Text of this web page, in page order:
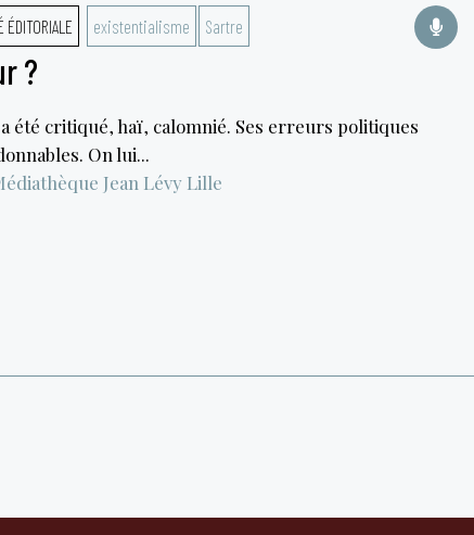
ÉDITORIALE existentialisme Sartre
?
été critiqué, haï, calomnié. Ses erreurs politiques
On lui...
Jean Lévy Lille